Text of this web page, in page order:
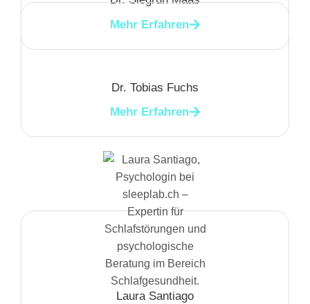
Mehr Erfahren
Dr. Tobias Fuchs
Mehr Erfahren
Laura Santiago